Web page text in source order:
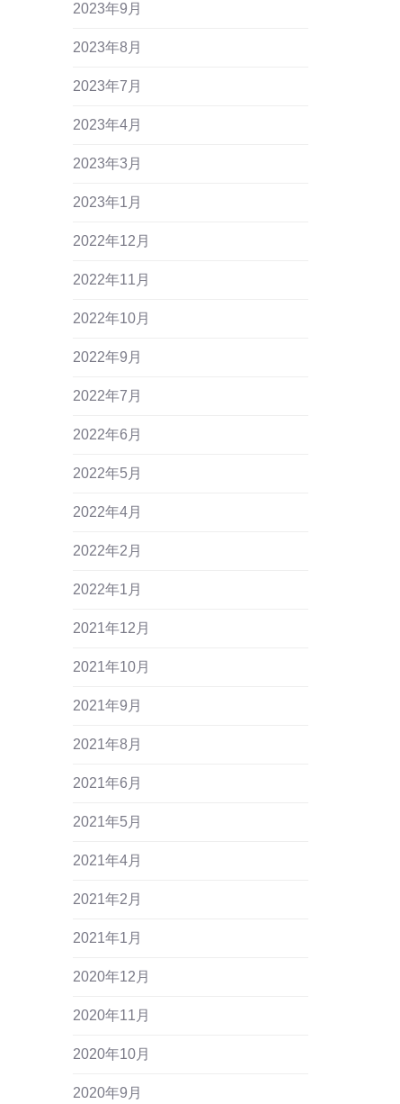
2023年9月
2023年8月
2023年7月
2023年4月
2023年3月
2023年1月
2022年12月
2022年11月
2022年10月
2022年9月
2022年7月
2022年6月
2022年5月
2022年4月
2022年2月
2022年1月
2021年12月
2021年10月
2021年9月
2021年8月
2021年6月
2021年5月
2021年4月
2021年2月
2021年1月
2020年12月
2020年11月
2020年10月
2020年9月